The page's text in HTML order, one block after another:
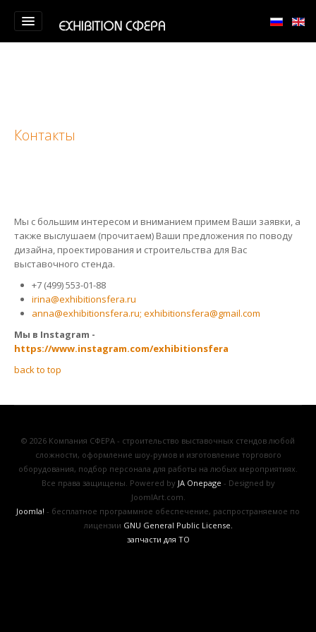
Тренинги
Контакты
Мы с большим интересом и вниманием примем Ваши заявки, а
также выслушаем (прочитаем) Ваши предложения по поводу
дизайна, проектирования и строительства для Вас
выставочного стенда.
+7 (499) 553-01-88‬
irina@exhibitionsfera.ru
anna@exhibitionsfera.ru; exhibitionsfera@gmail.com
Мы в Instagram -
https://www.instagram.com/exhibitionsfera
back to top
© 2026 Компания СФЕРА - строительство выставочных стендов любой
сложности, оформление шоу-румов и изготовление торгового
оборудования, подбор персонала для работы на любых мероприятиях.
Все права защищены. Powered by JA Onepage - Designed by
JoomlArt.com.
Joomla! - бесплатное программное обеспечение, распространяемое по
лицензии GNU General Public License.
запчасти для ТО